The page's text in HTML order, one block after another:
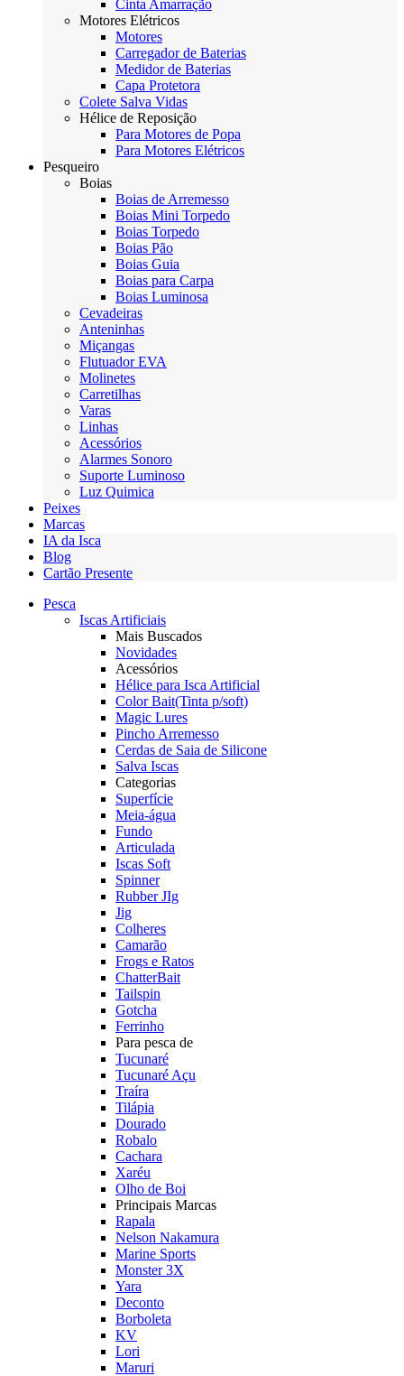
Cinta Amarração
Motores Elétricos
Motores
Carregador de Baterias
Medidor de Baterias
Capa Protetora
Colete Salva Vidas
Hélice de Reposição
Para Motores de Popa
Para Motores Elétricos
Pesqueiro
Boias
Boias de Arremesso
Boias Mini Torpedo
Boias Torpedo
Boias Pão
Boias Guia
Boias para Carpa
Boias Luminosa
Cevadeiras
Anteninhas
Miçangas
Flutuador EVA
Molinetes
Carretilhas
Varas
Linhas
Acessórios
Alarmes Sonoro
Suporte Luminoso
Luz Quimica
Peixes
Marcas
IA da Isca
Blog
Cartão Presente
Pesca
Iscas Artificiais
Mais Buscados
Novidades
Acessórios
Hélice para Isca Artificial
Color Bait(Tinta p/soft)
Magic Lures
Pincho Arremesso
Cerdas de Saia de Silicone
Salva Iscas
Categorias
Superfície
Meia-água
Fundo
Articulada
Iscas Soft
Spinner
Rubber JIg
Jig
Colheres
Camarão
Frogs e Ratos
ChatterBait
Tailspin
Gotcha
Ferrinho
Para pesca de
Tucunaré
Tucunaré Açu
Traíra
Tilápia
Dourado
Robalo
Cachara
Xaréu
Olho de Boi
Principais Marcas
Rapala
Nelson Nakamura
Marine Sports
Monster 3X
Yara
Deconto
Borboleta
KV
Lori
Maruri